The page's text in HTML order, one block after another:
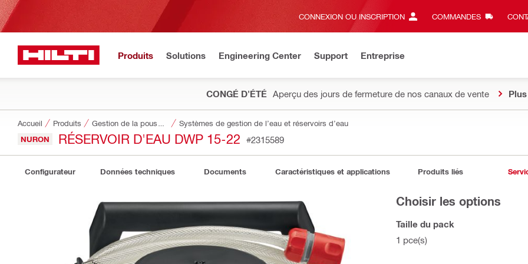
CONNEXION OU INSCRIPTION COMMANDES
Produits Solutions Engineering Center Support Entreprise
CONGÉ D'ÉTÉ Aperçu des jours de fermeture de nos canaux de vente
Accueil Produits Systèmes de gestion de l’eau et réservoirs d’eau
NURON RÉSERVOIR D'EAU DWP 15-22 #2315589
Configurateur Données techniques Documents Caractéristiques et applications Produits liés
Choisir les options
Taille du pack
1 pce(s)